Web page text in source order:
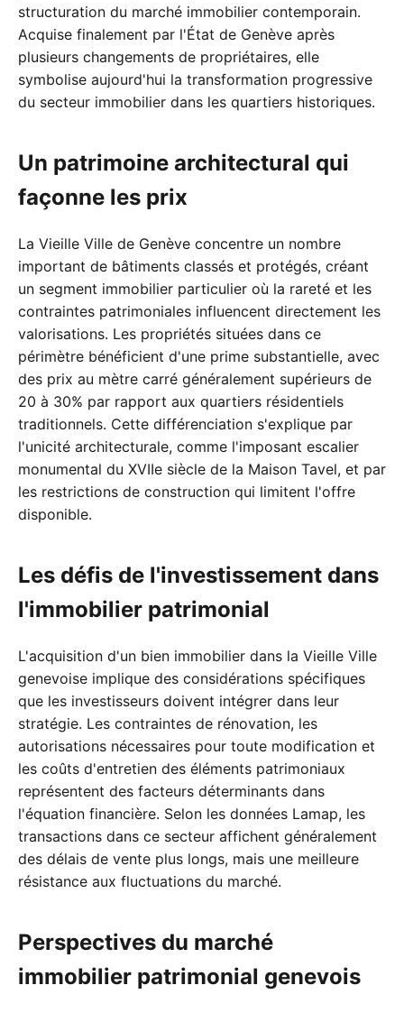
structuration du marché immobilier contemporain.
Acquise finalement par l'État de Genève après
plusieurs changements de propriétaires, elle
symbolise aujourd'hui la transformation progressive
du secteur immobilier dans les quartiers historiques.
Un patrimoine architectural qui
façonne les prix
La Vieille Ville de Genève concentre un nombre
important de bâtiments classés et protégés, créant
un segment immobilier particulier où la rareté et les
contraintes patrimoniales influencent directement les
valorisations. Les propriétés situées dans ce
périmètre bénéficient d'une prime substantielle, avec
des prix au mètre carré généralement supérieurs de
20 à 30% par rapport aux quartiers résidentiels
traditionnels. Cette différenciation s'explique par
l'unicité architecturale, comme l'imposant escalier
monumental du XVIIe siècle de la Maison Tavel, et par
les restrictions de construction qui limitent l'offre
disponible.
Les défis de l'investissement dans
l'immobilier patrimonial
L'acquisition d'un bien immobilier dans la Vieille Ville
genevoise implique des considérations spécifiques
que les investisseurs doivent intégrer dans leur
stratégie. Les contraintes de rénovation, les
autorisations nécessaires pour toute modification et
les coûts d'entretien des éléments patrimoniaux
représentent des facteurs déterminants dans
l'équation financière. Selon les données Lamap, les
transactions dans ce secteur affichent généralement
des délais de vente plus longs, mais une meilleure
résistance aux fluctuations du marché.
Perspectives du marché
immobilier patrimonial genevois